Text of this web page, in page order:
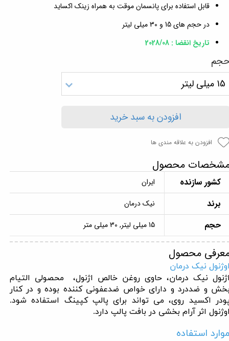
قابل استفاده برای پانسمان موقت به همراه زینک اکساید
در حجم های 15 و 30 میلی لیتر
تاریخ انقضا : 2028/08
15 میلی لیتر
افزودن به سبد خرید
افزودن به علاقه مندی ها
محصول
کشور سازنده ایران
برند نیک درمان
حجم 15 میلی لیتر, 30 میلی متر
محصول
نیک درمان
نیک درمان، حاوی روغن خالص اژنول، محصولی التیام
و ضددرد و دارای خواص ضدعفونی کننده بوده و در کنار
اکسید روی، می تواند برای پالپ کپینگ استفاده شود.
اثر آرام بخشی در بافت پالپ دارد.
استفاده